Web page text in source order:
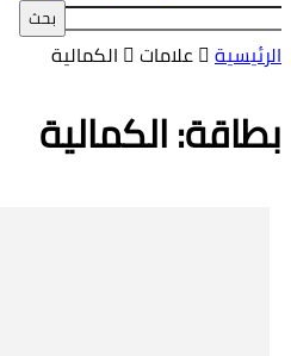
الرئيسية علامات الكمالية
بطاقة: الكمالية